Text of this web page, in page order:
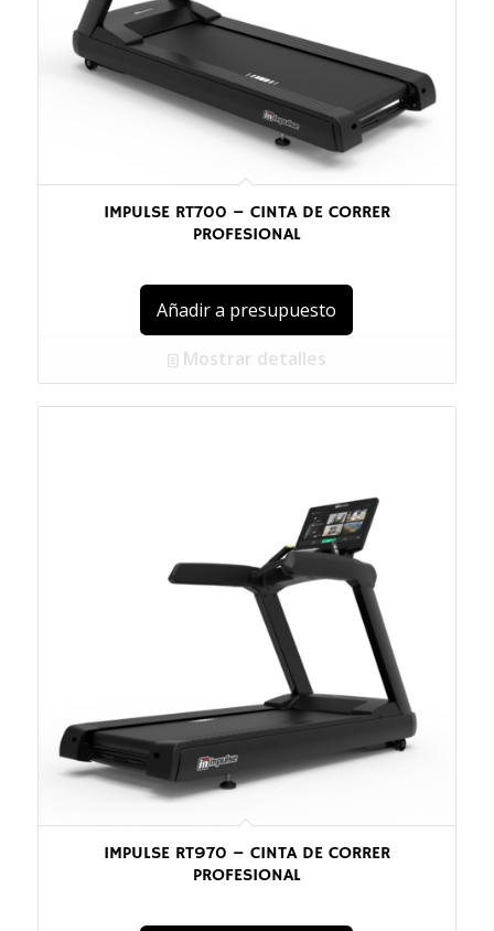
IMPULSE RT700 – CINTA DE CORRER
PROFESIONAL
Añadir a presupuesto
Mostrar detalles
IMPULSE RT970 – CINTA DE CORRER
PROFESIONAL